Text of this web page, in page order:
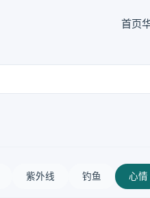
首页
紫外线 钓鱼 心情